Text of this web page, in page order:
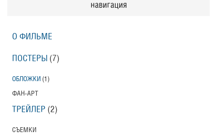
навигация
О ФИЛЬМЕ
ПОСТЕРЫ (7)
ОБЛОЖКИ (1)
ФАН-АРТ
ТРЕЙЛЕР (2)
СЪЕМКИ